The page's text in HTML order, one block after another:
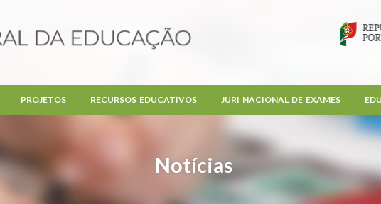
Notícias
PROJETOS RECURSOS EDUCATIVOS JURI NACIONAL DE EXAMES